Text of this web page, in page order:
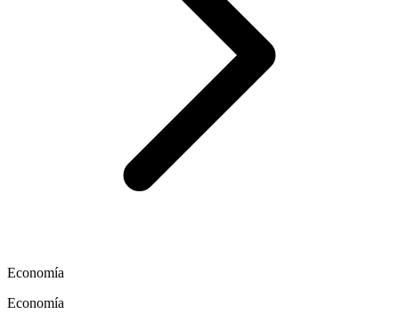
Economía
Economía